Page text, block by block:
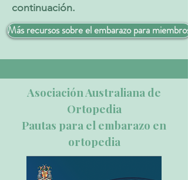
continuación.
Más recursos sobre el embarazo para miembros
Asociación Australiana de
Ortopedia
Pautas para el embarazo en
ortopedia